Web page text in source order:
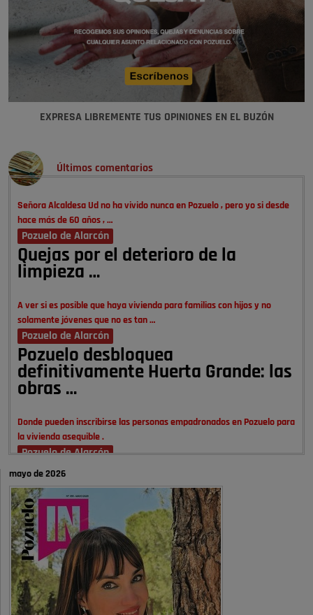
EXPRESA LIBREMENTE TUS OPINIONES EN EL BUZÓN
Últimos comentarios
Señora Alcaldesa Ud no ha vivido nunca en Pozuelo , pero yo si desde
hace más de 60 años , …
Pozuelo de Alarcón
Quejas por el deterioro de la
limpieza …
A ver si es posible que haya vivienda para familias con hijos y no
solamente jóvenes que no es tan …
Pozuelo de Alarcón
Pozuelo desbloquea
definitivamente Huerta Grande: las
obras …
Donde pueden inscribirse las personas empadronados en Pozuelo para
la vivienda asequible .
Pozuelo de Alarcón
Pozuelo desbloquea
definitivamente Huerta Grande: las
obras …
También pienso que si no fuéramos tan sucios no haría falta denunciar
nada
Pozuelo de Alarcón
Quejas por el deterioro de la
limpieza …
mayo de 2026